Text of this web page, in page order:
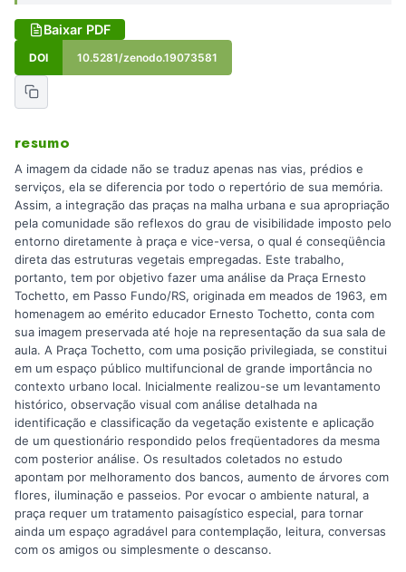
Baixar PDF
DOI 10.5281/zenodo.19073581
resumo
A imagem da cidade não se traduz apenas nas vias, prédios e
serviços, ela se diferencia por todo o repertório de sua memória.
Assim, a integração das praças na malha urbana e sua apropriação
pela comunidade são reflexos do grau de visibilidade imposto pelo
entorno diretamente à praça e vice-versa, o qual é conseqüência
direta das estruturas vegetais empregadas. Este trabalho,
portanto, tem por objetivo fazer uma análise da Praça Ernesto
Tochetto, em Passo Fundo/RS, originada em meados de 1963, em
homenagem ao emérito educador Ernesto Tochetto, conta com
sua imagem preservada até hoje na representação da sua sala de
aula. A Praça Tochetto, com uma posição privilegiada, se constitui
em um espaço público multifuncional de grande importância no
contexto urbano local. Inicialmente realizou-se um levantamento
histórico, observação visual com análise detalhada na
identificação e classificação da vegetação existente e aplicação
de um questionário respondido pelos freqüentadores da mesma
com posterior análise. Os resultados coletados no estudo
apontam por melhoramento dos bancos, aumento de árvores com
flores, iluminação e passeios. Por evocar o ambiente natural, a
praça requer um tratamento paisagístico especial, para tornar
ainda um espaço agradável para contemplação, leitura, conversas
com os amigos ou simplesmente o descanso.